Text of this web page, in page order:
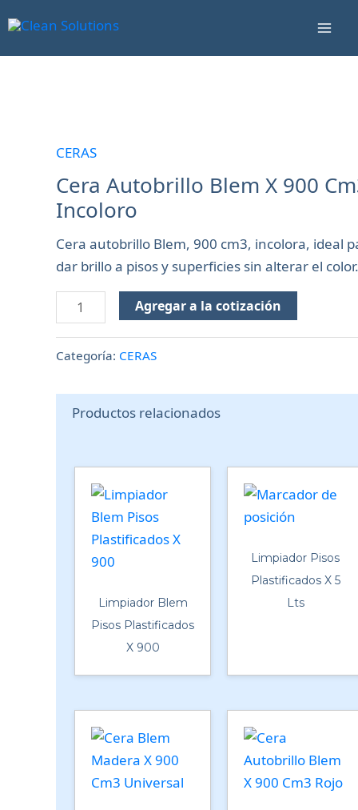
al
contenido
CERAS
Cera Autobrillo Blem X 900
Incoloro
Cera autobrillo Blem, 900 cm3, incolora, ideal
dar brillo a pisos y superficies sin alterar el color.
Blem
900
Cm3
Incoloro
cantidad
Agregar a la cotización
Categoría: CERAS
Productos relacionados
Limpiador Blem
Pisos Plastificados
X 900
Limpiador Pisos
Plastificados X 5
Lts